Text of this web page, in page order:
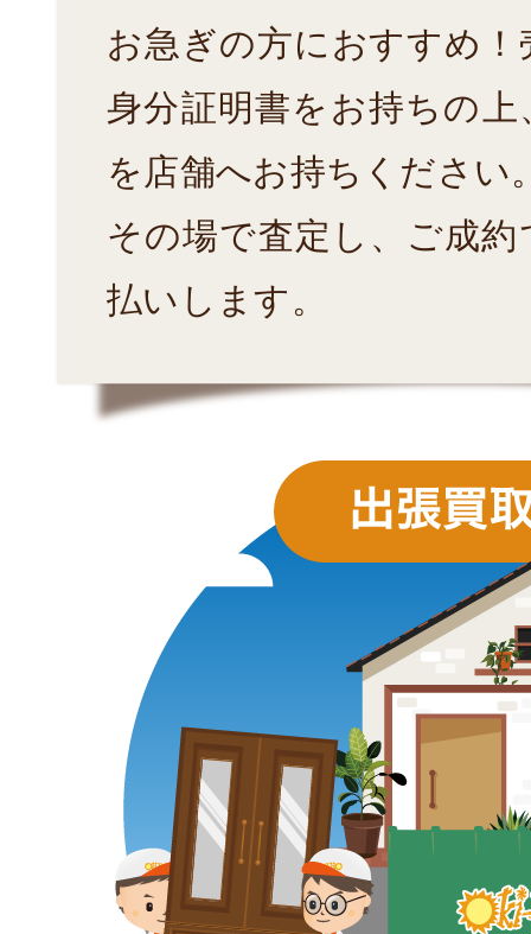
お急ぎの方におすすめ！
身分証明書をお持ちの
を店舗へお持ちください
その場で査定し、ご成
払いします。